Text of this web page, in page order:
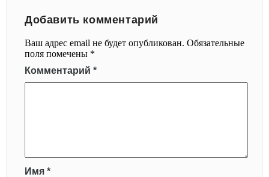
Добавить комментарий
Ваш адрес email не будет опубликован. Обязательные
поля помечены *
Комментарий *
Имя *